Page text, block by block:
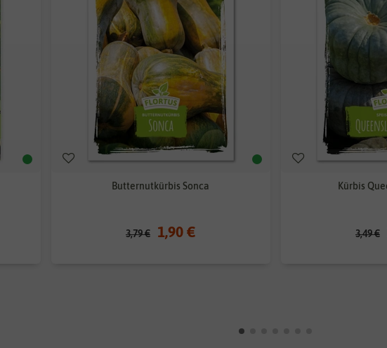
Butternutkürbis Sonca
3,79 € 1,90 €
Kürbis
3,49 €